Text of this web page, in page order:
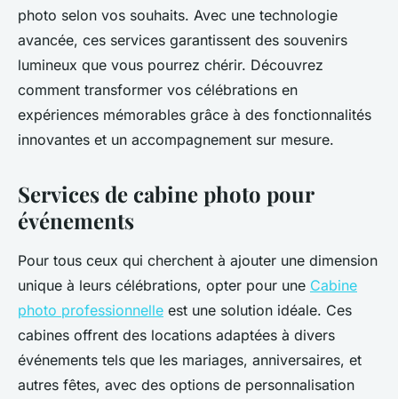
photo selon vos souhaits. Avec une technologie
avancée, ces services garantissent des souvenirs
lumineux que vous pourrez chérir. Découvrez
comment transformer vos célébrations en
expériences mémorables grâce à des fonctionnalités
innovantes et un accompagnement sur mesure.
Services de cabine photo pour
événements
Pour tous ceux qui cherchent à ajouter une dimension
unique à leurs célébrations, opter pour une Cabine
photo professionnelle est une solution idéale. Ces
cabines offrent des locations adaptées à divers
événements tels que les mariages, anniversaires, et
autres fêtes, avec des options de personnalisation